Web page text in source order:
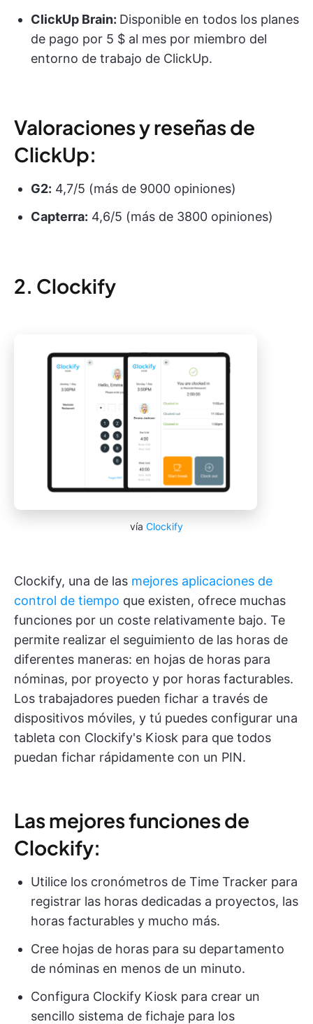
ClickUp Brain: Disponible en todos los planes
de pago por 5 $ al mes por miembro del
entorno de trabajo de ClickUp.
Valoraciones y reseñas de
ClickUp:
G2: 4,7/5 (más de 9000 opiniones)
Capterra: 4,6/5 (más de 3800 opiniones)
2. Clockify
vía Clockify
Clockify, una de las mejores aplicaciones de
control de tiempo que existen, ofrece muchas
funciones por un coste relativamente bajo. Te
permite realizar el seguimiento de las horas de
diferentes maneras: en hojas de horas para
nóminas, por proyecto y por horas facturables.
Los trabajadores pueden fichar a través de
dispositivos móviles, y tú puedes configurar una
tableta con Clockify's Kiosk para que todos
puedan fichar rápidamente con un PIN.
Las mejores funciones de
Clockify:
Utilice los cronómetros de Time Tracker para
registrar las horas dedicadas a proyectos, las
horas facturables y mucho más.
Cree hojas de horas para su departamento
de nóminas en menos de un minuto.
Configura Clockify Kiosk para crear un
sencillo sistema de fichaje para los